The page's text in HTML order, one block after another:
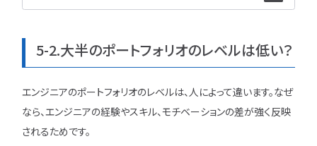
5-2.大半のポートフォリオのレベルは低い？
エンジニアのポートフォリオのレベルは、人によって違います。なぜ
なら、エンジニアの経験やスキル、モチベーションの差が強く反映
されるためです。